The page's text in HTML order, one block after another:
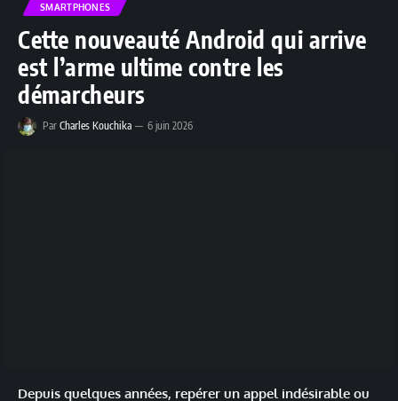
SMARTPHONES
Cette nouveauté Android qui arrive
est l’arme ultime contre les
démarcheurs
Par Charles Kouchika 6 juin 2026
Depuis quelques années, repérer un appel indésirable ou